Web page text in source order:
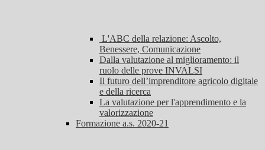
L'ABC della relazione: Ascolto,
Benessere, Comunicazione
Dalla valutazione al miglioramento: il
ruolo delle prove INVALSI
Il futuro dell’imprenditore agricolo digitale
e della ricerca
La valutazione per l'apprendimento e la
valorizzazione
Formazione a.s. 2020-21